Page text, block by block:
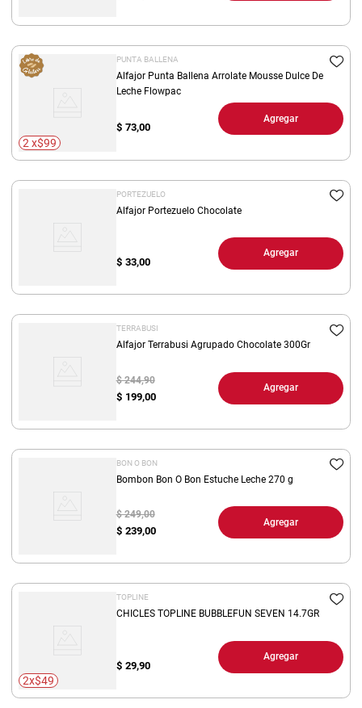
2 x$99
PUNTA BALLENA
Alfajor Punta Ballena Arrolate Mousse Dulce De
Leche Flowpac
$ 73,00
Agregar
PORTEZUELO
Alfajor Portezuelo Chocolate
$ 33,00
Agregar
TERRABUSI
Alfajor Terrabusi Agrupado Chocolate 300Gr
$ 199,00
$ 244,90
Agregar
BON O BON
Bombon Bon O Bon Estuche Leche 270 g
$ 239,00
$ 249,00
Agregar
2x$49
TOPLINE
CHICLES TOPLINE BUBBLEFUN SEVEN 14.7GR
$ 29,90
Agregar